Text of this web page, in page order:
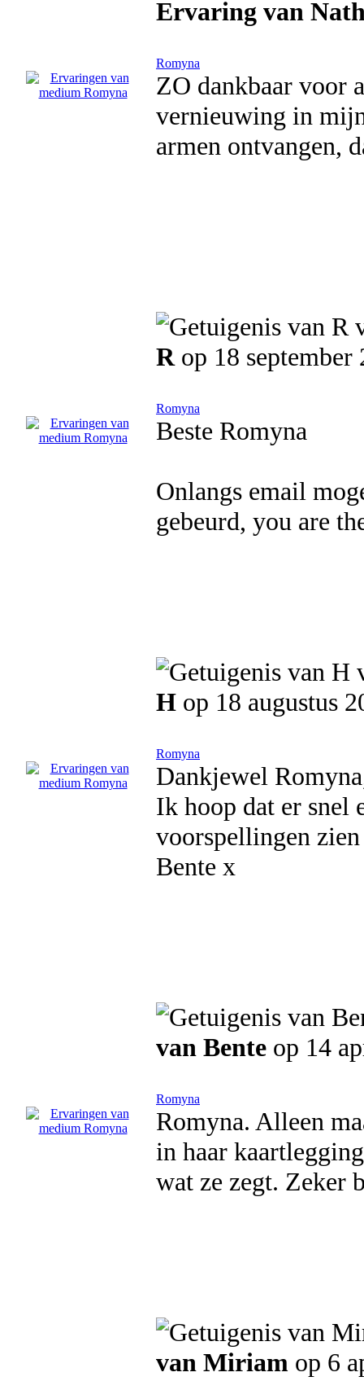
Ervaring van
Romyna
ZO dankbaar voor
vernieuwing in
armen ontvangen,
R op 18 september
Romyna
Beste Romyna
Onlangs email
gebeurd, you are
H op 18 augustus
Romyna
Dankjewel
Ik hoop dat er snel
voorspellingen
Bente x
van Bente op 14
Romyna
Romyna. Alleen
in haar
wat ze zegt. Zeker
van Miriam op 6